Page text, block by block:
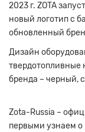
2023 г. ZOTA
новый логотип с
обновленный
Дизайн
твердотопливные
бренда – черный,
Zota-Russia –
первыми узнаем о